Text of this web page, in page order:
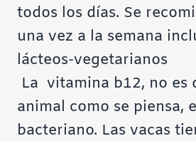
todos los días. Se
una vez a la semana
lácteos-vegetarianos
La vitamina b12, no es
animal como se piensa,
bacteriano. Las vacas